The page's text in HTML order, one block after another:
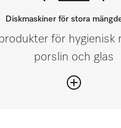
Diskmaskiner för stora
för hygienisk
porslin och glas